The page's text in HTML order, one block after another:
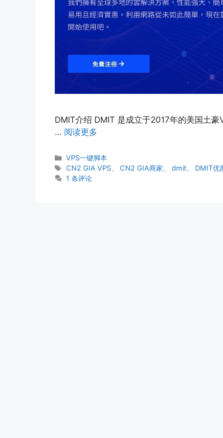
DMIT介绍 DMIT 是成立于2017年的美国土
… 阅读更多
分
类
VPS一键脚本
标
签
CN2 GIA VPS CN2 GIA商家 、dmit DMIT优
1 条评论